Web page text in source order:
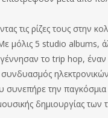
τις ρίζες τους στην
μόλις 5 studio albums,
το trip hop,
συνδυασμός
την παγκόσμια
δημιουργίας των